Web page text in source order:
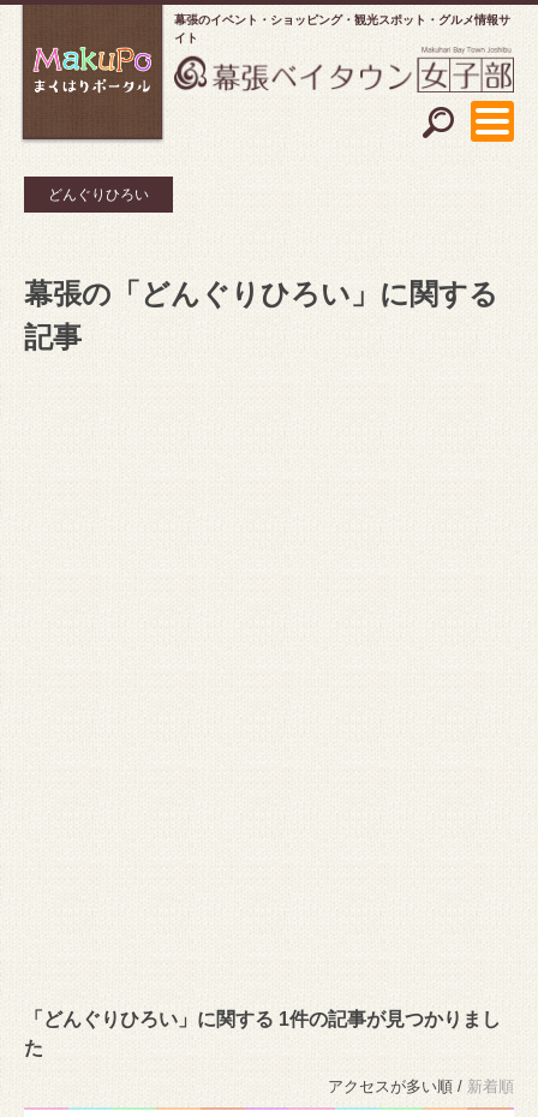
幕張のイベント・ショッピング
観光スポット・グルメ情報サ
イト
どんぐりひろい
幕張の「どんぐりひろい」に関する
記事
「どんぐりひろい」に関する 1件の記事が見つかりまし
た
アクセスが多い順 / 新着順